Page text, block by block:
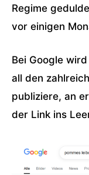
Regime
vor einigen
Bei Google
all den
publiziere, an
der Link ins